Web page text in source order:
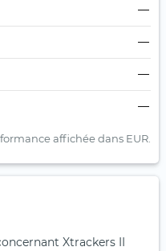
—
—
—
—
affichée dans EUR.
Xtrackers II